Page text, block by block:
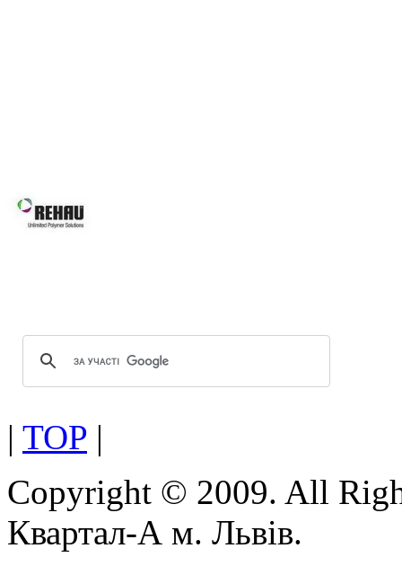
| TOP |
Copyright © 2009. All
Квартал-А м. Львів.